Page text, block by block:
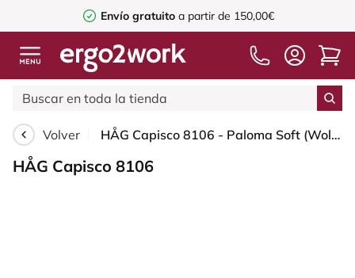
Envío gratuito a partir de 150,00€
Volver HÅG Capisco 8106 - Paloma Soft (Wollsdorf) - Cuero semi-anilina - PL05429 Cognac - Moss Grey - 265 mm (seat height 53-79cm) - Glides
HÅG Capisco 8106